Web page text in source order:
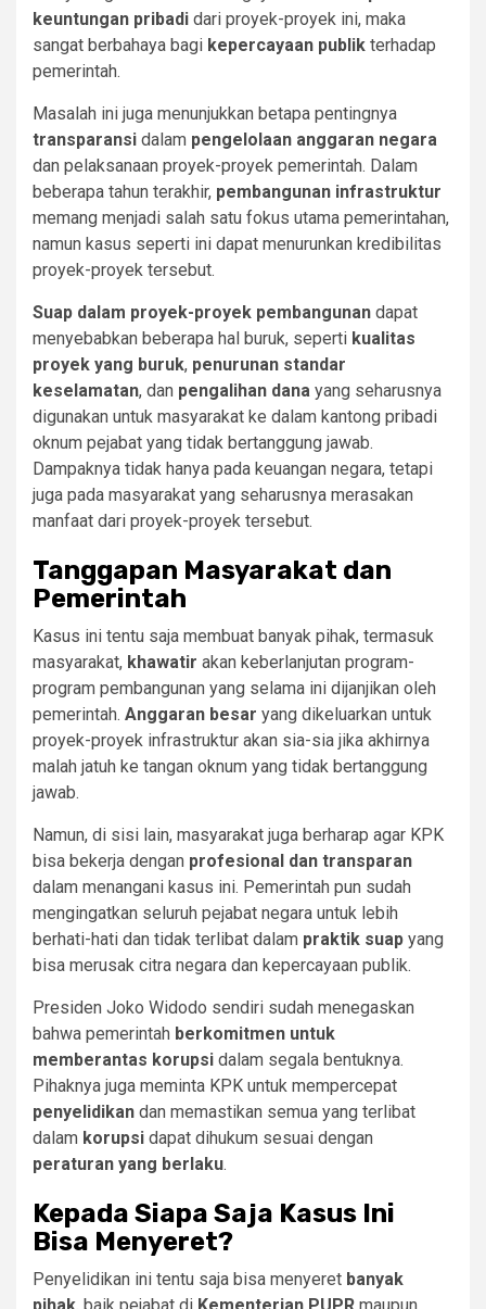
keuntungan pribadi dari proyek-proyek ini, maka
sangat berbahaya bagi kepercayaan publik terhadap
pemerintah.
Masalah ini juga menunjukkan betapa pentingnya
transparansi dalam pengelolaan anggaran negara
dan pelaksanaan proyek-proyek pemerintah. Dalam
beberapa tahun terakhir, pembangunan infrastruktur
memang menjadi salah satu fokus utama pemerintahan,
namun kasus seperti ini dapat menurunkan kredibilitas
proyek-proyek tersebut.
Suap dalam proyek-proyek pembangunan dapat
menyebabkan beberapa hal buruk, seperti kualitas
proyek yang buruk, penurunan standar
keselamatan, dan pengalihan dana yang seharusnya
digunakan untuk masyarakat ke dalam kantong pribadi
oknum pejabat yang tidak bertanggung jawab.
Dampaknya tidak hanya pada keuangan negara, tetapi
juga pada masyarakat yang seharusnya merasakan
manfaat dari proyek-proyek tersebut.
Tanggapan Masyarakat dan
Pemerintah
Kasus ini tentu saja membuat banyak pihak, termasuk
masyarakat, khawatir akan keberlanjutan program-
program pembangunan yang selama ini dijanjikan oleh
pemerintah. Anggaran besar yang dikeluarkan untuk
proyek-proyek infrastruktur akan sia-sia jika akhirnya
malah jatuh ke tangan oknum yang tidak bertanggung
jawab.
Namun, di sisi lain, masyarakat juga berharap agar KPK
bisa bekerja dengan profesional dan transparan
dalam menangani kasus ini. Pemerintah pun sudah
mengingatkan seluruh pejabat negara untuk lebih
berhati-hati dan tidak terlibat dalam praktik suap yang
bisa merusak citra negara dan kepercayaan publik.
Presiden Joko Widodo sendiri sudah menegaskan
bahwa pemerintah berkomitmen untuk
memberantas korupsi dalam segala bentuknya.
Pihaknya juga meminta KPK untuk mempercepat
penyelidikan dan memastikan semua yang terlibat
dalam korupsi dapat dihukum sesuai dengan
peraturan yang berlaku.
Kepada Siapa Saja Kasus Ini
Bisa Menyeret?
Penyelidikan ini tentu saja bisa menyeret banyak
pihak, baik pejabat di Kementerian PUPR maupun